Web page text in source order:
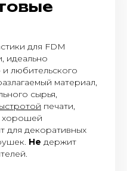
для FDM
идеально
любительского
материал,
сырья,
печати,
хорошей
для декоративных
Не держит